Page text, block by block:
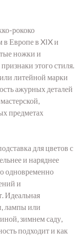
рококо
в Европе в XIX и
ножки и
этого стиля.
литейной марки
ажурных деталей
предметах
для цветов с
и наряднее
одновременно
и
Идеальная
лампы или
зимнем саду,
подходит и как